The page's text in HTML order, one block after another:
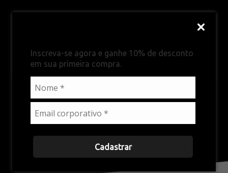
Inscreva-se agora e ganhe 10% de desconto
em sua primeira compra.
Cadastrar
SEO